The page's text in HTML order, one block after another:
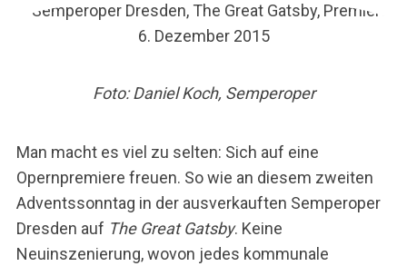
Foto: Daniel Koch, Semperoper
Man macht es viel zu selten: Sich auf eine
Opernpremiere freuen. So wie an diesem zweiten
Adventssonntag in der ausverkauften Semperoper
Dresden auf The Great Gatsby. Keine
Neuinszenierung, wovon jedes kommunale